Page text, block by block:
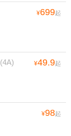
¥699起
(4A) ¥49.9起
¥98起